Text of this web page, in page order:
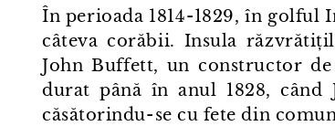
În perioada 1814⁠-⁠1829, în golful
câteva corăbii. Insula
John Buffett, un constructor
durat până în anul 1828, când
căsătorindu⁠-⁠se cu fete din